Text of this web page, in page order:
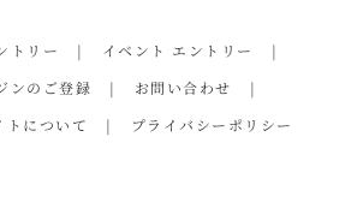
トリー
イベント エントリー
ンのご登録
お問い合わせ
トについて
プライバシーポリシー